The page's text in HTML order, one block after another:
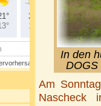
In den
DOGS
Am
Nascheck